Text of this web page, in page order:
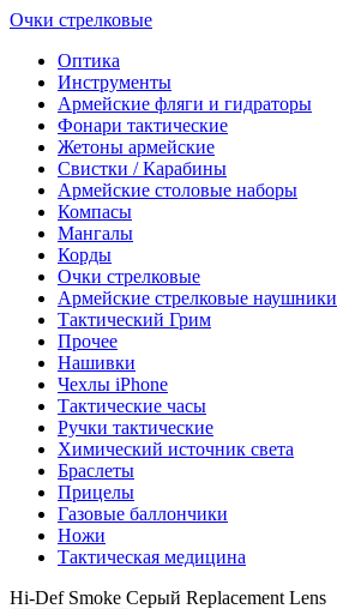
Очки стрелковые
Оптика
Инструменты
Армейские фляги и гидраторы
Фонари тактические
Жетоны армейские
Свистки / Карабины
Армейские столовые наборы
Компасы
Мангалы
Корды
Очки стрелковые
Армейские стрелковые наушники
Тактический Грим
Прочее
Нашивки
Чехлы iPhone
Тактические часы
Ручки тактические
Химический источник света
Браслеты
Прицелы
Газовые баллончики
Ножи
Тактическая медицина
Hi-Def Smoke Серый Replacement Lens